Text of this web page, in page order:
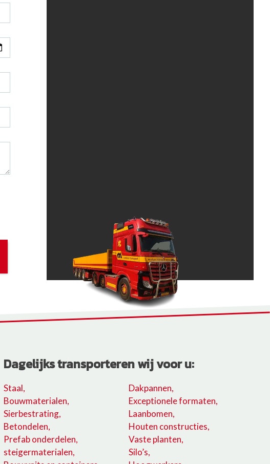
Dagelijks transporteren wij voor u:
Staal,
Bouwmaterialen,
Sierbestrating,
Betondelen,
Prefab onderdelen,
steigermaterialen,
Dakpannen,
Exceptionele formaten,
Laanbomen,
Houten constructies,
Vaste planten,
Silo’s,